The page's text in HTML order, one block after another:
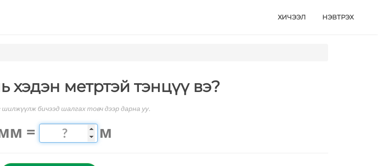
ХИЧЭЭЛ НЭВТРЭХ
хэдэн метртэй тэнцүү вэ?
бичээд шалгах товч дээр дарна уу.
= м